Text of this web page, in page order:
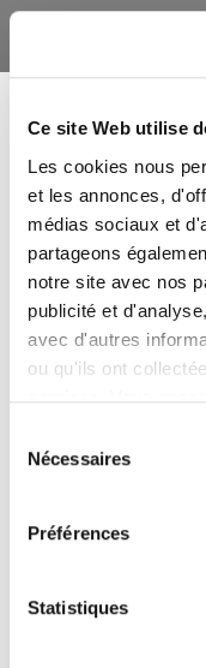
Ce site Web utilise
Les cookies nous
et les annonces,
médias sociaux et
partageons
notre site avec nos
publicité et
avec d'autres
ou qu'ils ont
Nécessaires
Préférences
Statistiques